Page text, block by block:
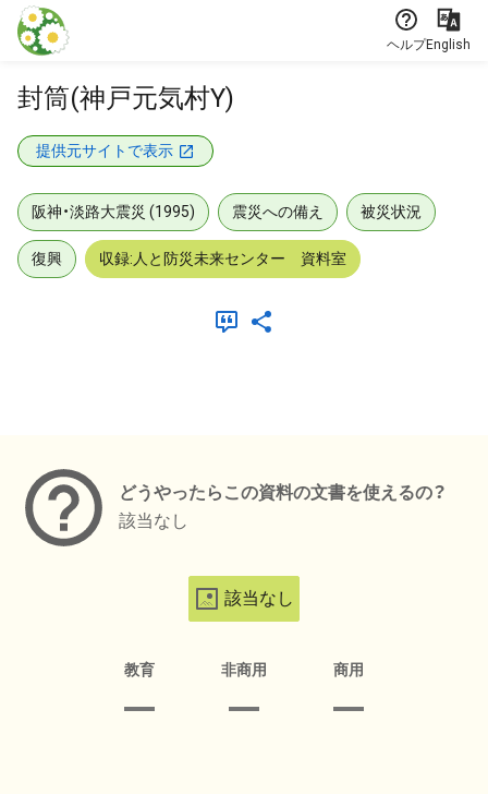
本文に飛ぶ
ヘルプEnglish
封筒(神戸元気村Y)
提供元サイトで表示
阪神・淡路大震災 (1995) 震災への備え 被災状況
復興 収録:人と防災未来センター 資料室
どうやったらこの資料の文書を使えるの？
該当なし
該当なし
教育 非商用 商用